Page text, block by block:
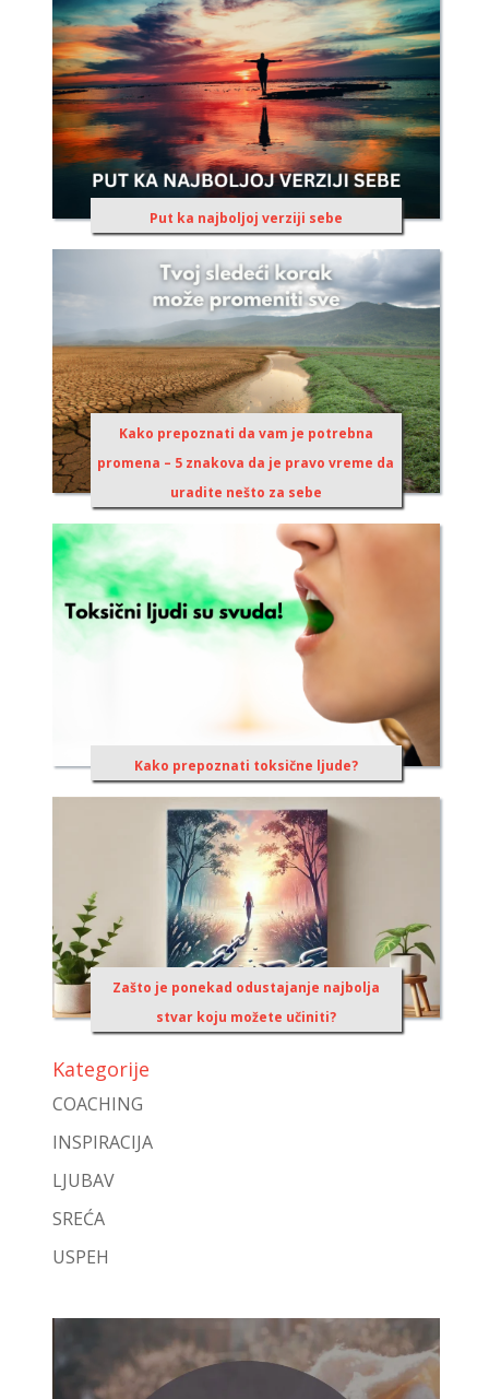
Put ka najboljoj verziji sebe
Kako prepoznati da vam je potrebna
promena – 5 znakova da je pravo vreme da
uradite nešto za sebe
Kako prepoznati toksične ljude?
Zašto je ponekad odustajanje najbolja
stvar koju možete učiniti?
Kategorije
COACHING
INSPIRACIJA
LJUBAV
SREĆA
USPEH